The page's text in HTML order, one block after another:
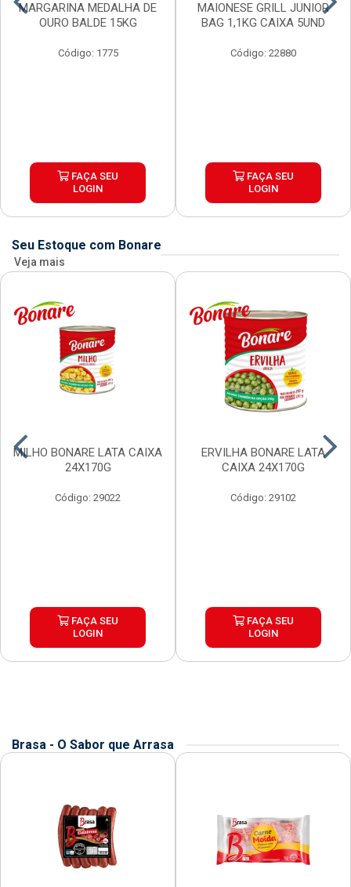
MARGARINA MEDALHA DE
OURO BALDE 15KG
Código: 1775
FAÇA SEU
LOGIN
MAIONESE GRILL JUNIOR
BAG 1,1KG CAIXA 5UND
Código: 22880
FAÇA SEU
LOGIN
Seu Estoque com Bonare
Veja mais
MILHO BONARE LATA CAIXA
24X170G
Código: 29022
FAÇA SEU
LOGIN
ERVILHA BONARE LATA
CAIXA 24X170G
Código: 29102
FAÇA SEU
LOGIN
Brasa - O Sabor que Arrasa